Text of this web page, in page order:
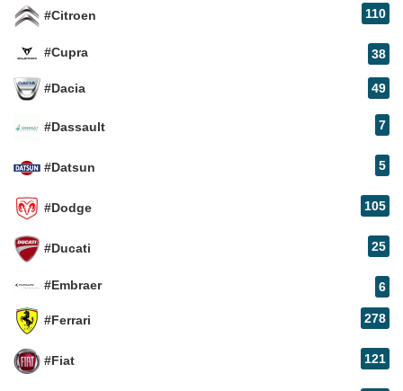
#Citroen 110
#Cupra 38
#Dacia 49
#Dassault 7
#Datsun 5
#Dodge 105
#Ducati 25
#Embraer 6
#Ferrari 278
#Fiat 121